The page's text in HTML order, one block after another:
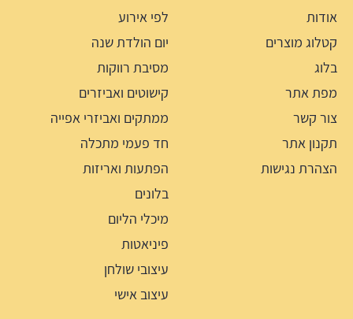
אודות
קטלוג מוצרים
בלוג
מפת אתר
צור קשר
תקנון אתר
הצהרת נגישות
לפי אירוע
יום הולדת שנה
מסיבת רווקות
קישוטים ואביזרים
ממתקים ואביזרי אפייה
חד פעמי מתכלה
הפתעות ואריזות
בלונים
מיכלי הליום
פיניאטות
עיצובי שולחן
עיצוב אישי